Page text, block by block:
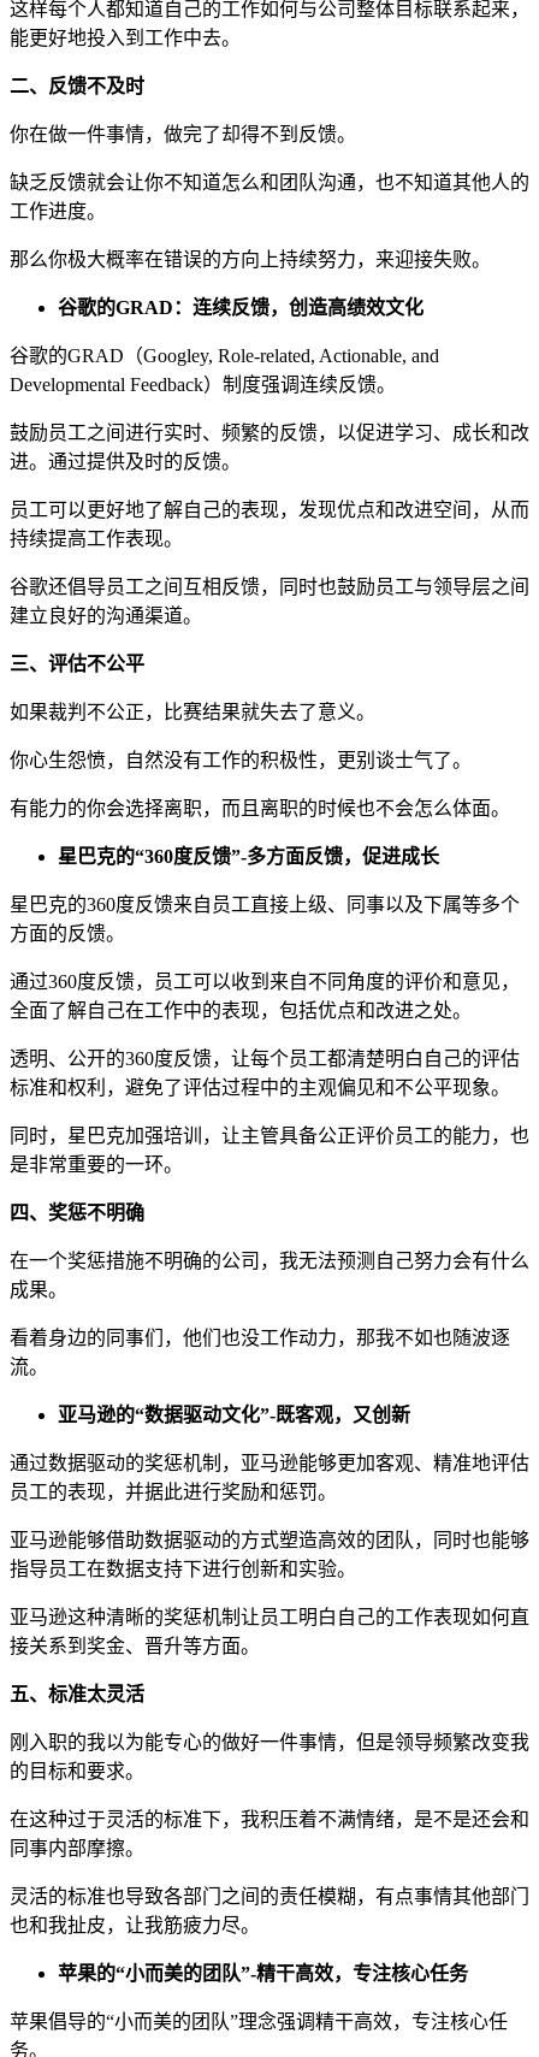
这样每个人都知道自己的工作如何与公司整体目标联系起来，
能更好地投入到工作中去。
二、反馈不及时
你在做一件事情，做完了却得不到反馈。
缺乏反馈就会让你不知道怎么和团队沟通，也不知道其他人的
工作进度。
那么你极大概率在错误的方向上持续努力，来迎接失败。
谷歌的GRAD：连续反馈，创造高绩效文化
谷歌的GRAD（Googley, Role-related, Actionable, and
Developmental Feedback）制度强调连续反馈。
鼓励员工之间进行实时、频繁的反馈，以促进学习、成长和改
进。通过提供及时的反馈。
员工可以更好地了解自己的表现，发现优点和改进空间，从而
持续提高工作表现。
谷歌还倡导员工之间互相反馈，同时也鼓励员工与领导层之间
建立良好的沟通渠道。
三、评估不公平
如果裁判不公正，比赛结果就失去了意义。
你心生怨愤，自然没有工作的积极性，更别谈士气了。
有能力的你会选择离职，而且离职的时候也不会怎么体面。
星巴克的“360度反馈”-多方面反馈，促进成长
星巴克的360度反馈来自员工直接上级、同事以及下属等多个
方面的反馈。
通过360度反馈，员工可以收到来自不同角度的评价和意见，
全面了解自己在工作中的表现，包括优点和改进之处。
透明、公开的360度反馈，让每个员工都清楚明白自己的评估
标准和权利，避免了评估过程中的主观偏见和不公平现象。
同时，星巴克加强培训，让主管具备公正评价员工的能力，也
是非常重要的一环。
四、奖惩不明确
在一个奖惩措施不明确的公司，我无法预测自己努力会有什么
成果。
看着身边的同事们，他们也没工作动力，那我不如也随波逐
流。
亚马逊的“数据驱动文化”-既客观，又创新
通过数据驱动的奖惩机制，亚马逊能够更加客观、精准地评估
员工的表现，并据此进行奖励和惩罚。
亚马逊能够借助数据驱动的方式塑造高效的团队，同时也能够
指导员工在数据支持下进行创新和实验。
亚马逊这种清晰的奖惩机制让员工明白自己的工作表现如何直
接关系到奖金、晋升等方面。
五、标准太灵活
刚入职的我以为能专心的做好一件事情，但是领导频繁改变我
的目标和要求。
在这种过于灵活的标准下，我积压着不满情绪，是不是还会和
同事内部摩擦。
灵活的标准也导致各部门之间的责任模糊，有点事情其他部门
也和我扯皮，让我筋疲力尽。
苹果的“小而美的团队”-精干高效，专注核心任务
苹果倡导的“小而美的团队”理念强调精干高效，专注核心任
务。